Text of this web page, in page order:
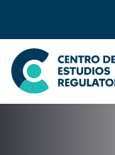
Seleccione país